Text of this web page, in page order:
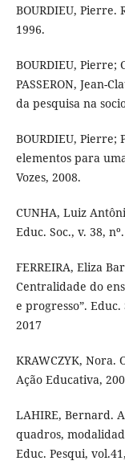
BOURDIEU, Pierre.
1996.
BOURDIEU, Pierre;
PASSERON, Jean-
da pesquisa na
BOURDIEU, Pierre;
elementos para
Vozes, 2008.
CUNHA, Luiz
Educ. Soc., v. 38,
FERREIRA, Eliza
Centralidade do
e progresso”.
2017
KRAWCZYK, Nora.
Ação Educativa,
LAHIRE, Bernard.
quadros,
Educ. Pesqui,